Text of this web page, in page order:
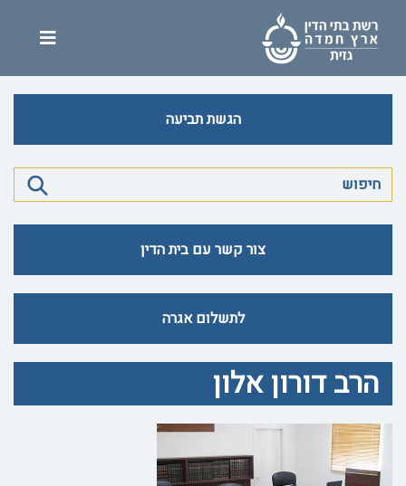
הגשת תביעה
צור קשר עם בית הדין
לתשלום אגרה
הרב דורון אלון